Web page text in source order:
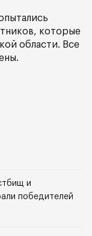
которые
области. Все
и
победителей